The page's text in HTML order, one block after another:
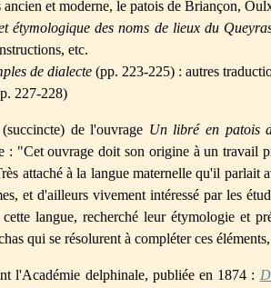
ancien et moderne, le patois de Briançon,
étymologique des noms de lieux du
etc.
de dialecte(pp. 223-225) : autres
227-228)
de l'ouvrage Un libré en patois
: "Cet ouvrage doit son origine à un travail
attaché à la langue maternelle qu'il parlait
et d'ailleurs vivement intéressé par les
langue, recherché leur étymologie et
qui se résolurent à compléter ces
l'Académie delphinale, publiée en 1874 :